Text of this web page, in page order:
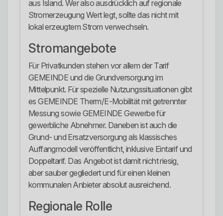
aus Island. Wer also ausdrücklich auf regionale
Stromerzeugung Wert legt, sollte das nicht mit
lokal erzeugtem Strom verwechseln.
Stromangebote
Für Privatkunden stehen vor allem der Tarif
GEMEINDE und die Grundversorgung im
Mittelpunkt. Für spezielle Nutzungssituationen gibt
es GEMEINDE Therm/E-Mobilität mit getrennter
Messung sowie GEMEINDE Gewerbe für
gewerbliche Abnehmer. Daneben ist auch die
Grund- und Ersatzversorgung als klassisches
Auffangmodell veröffentlicht, inklusive Eintarif und
Doppeltarif. Das Angebot ist damit nicht riesig,
aber sauber gegliedert und für einen kleinen
kommunalen Anbieter absolut ausreichend.
Regionale Rolle